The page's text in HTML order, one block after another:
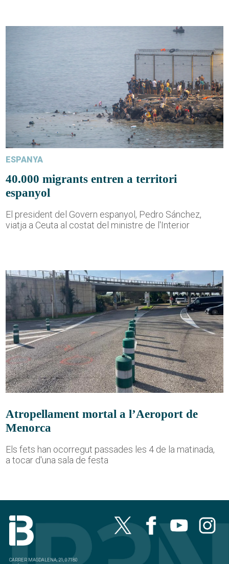
ESPANYA
40.000 migrants entren a territori
espanyol
El president del Govern espanyol, Pedro Sánchez,
viatja a Ceuta al costat del ministre de l'Interior
Atropellament mortal a l’Aeroport de
Menorca
Els fets han ocorregut passades les 4 de la matinada,
a tocar d'una sala de festa
CARRER MAGDALENA, 21, 07180